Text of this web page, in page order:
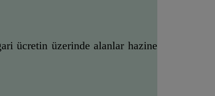
ücretin üzerinde alanlar hazine